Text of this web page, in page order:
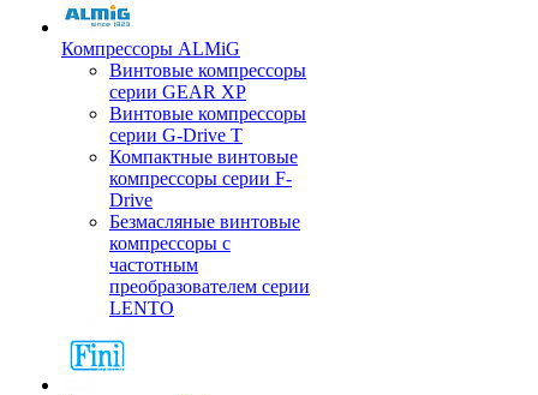
Компрессоры ALMiG
Винтовые компрессоры
серии GEAR XP
Винтовые компрессоры
серии G-Drive T
Компактные винтовые
компрессоры серии F-
Drive
Безмасляные винтовые
компрессоры с
частотным
преобразователем серии
LENTO